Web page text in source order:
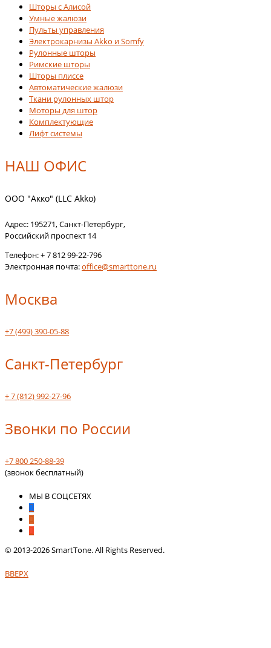
Шторы с Алисой
Умные жалюзи
Пульты управления
Электрокарнизы Akko и Somfy
Рулонные шторы
Римские шторы
Шторы плиссе
Автоматические жалюзи
Ткани рулонных штор
Моторы для штор
Комплектующие
Лифт системы
НАШ ОФИС
ООО "Акко" (LLC Akko)
Адрес: 195271,Санкт-Петербург,
Российский проспект 14
Телефон:+ 7 812 99-22-796
Электронная почта:office@smarttone.ru
Москва
+7 (499) 390-05-88
Санкт-Петербург
+ 7 (812) 992-27-96
Звонки по России
+7 800 250-88-39
(звонок бесплатный)
МЫ В СОЦСЕТЯХ
© 2013-2026 SmartTone. All Rights Reserved.
ВВЕРХ